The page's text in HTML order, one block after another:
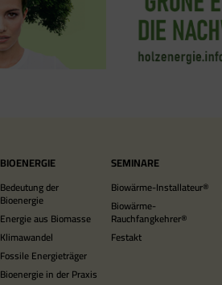
BIOENERGIE
Bedeutung der
Bioenergie
Energie aus Biomasse
Klimawandel
Fossile Energieträger
Bioenergie in der Praxis
SEMINARE
Biowärme-Installateur®
Biowärme-
Rauchfangkehrer®
Festakt